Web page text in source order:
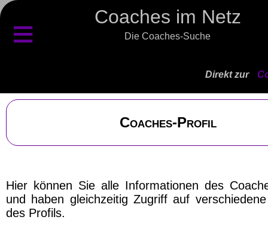
Coaches im Netz
Die Coaches-Suche
≡
Direkt zur
Coaches-Profil
Hier können Sie alle Informationen des
und haben gleichzeitig Zugriff auf
des Profils.